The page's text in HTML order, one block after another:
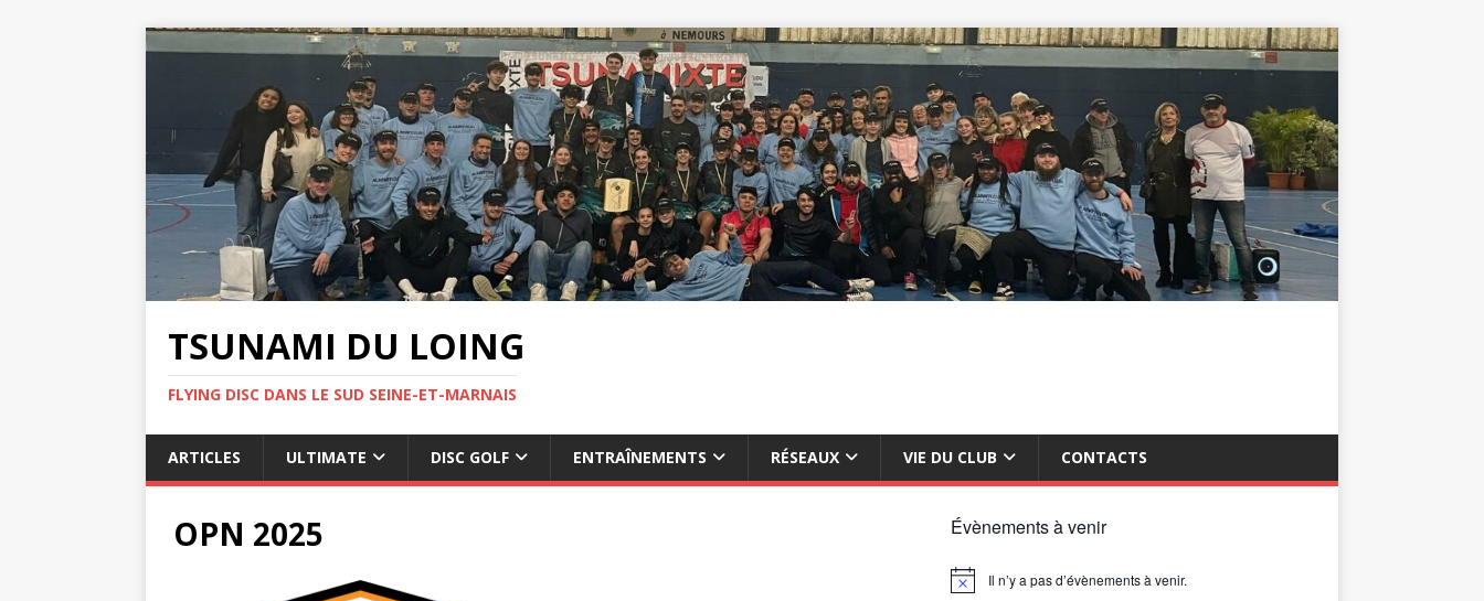
TSUNAMI DU LOING
FLYING DISC DANS LE SUD SEINE-ET-MARNAIS
ARTICLES ULTIMATE DISC GOLF ENTRAÎNEMENTS RÉSEAUX VIE DU CLUB CONTACTS
OPN 2025 Évènements à venir
N
Il n’y a pas d’évènements à venir.